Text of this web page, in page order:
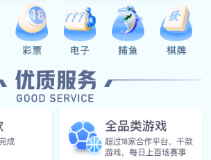
入职狗子28，工作中，努力学习专业知识、
长为公司的焊接能手，在班组中起到了模范
高超，在班组中主要负责提梁机、花架、折